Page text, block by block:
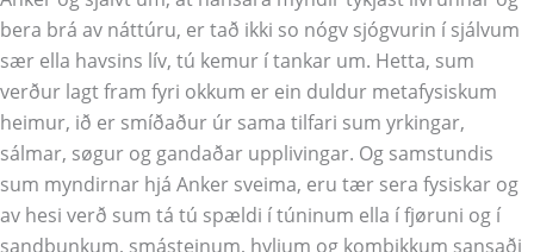
bera brá av náttúru, er tað ikki so nógv sjógvurin í sjálvum
sær ella havsins lív, tú kemur í tankar um. Hetta, sum
verður lagt fram fyri okkum er ein duldur metafysiskum
heimur, ið er smíðaður úr sama tilfari sum yrkingar,
sálmar, søgur og gandaðar upplivingar. Og samstundis
sum myndirnar hjá Anker sveima, eru tær sera fysiskar og
av hesi verð sum tá tú spældi í túninum ella í fjøruni og í
sandbunkum, smásteinum, hyljum og kombikkum sansaði